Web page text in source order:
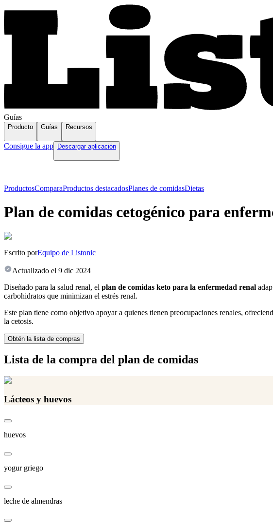
Guías
Producto Guías Recursos
Consigue la app Descargar aplicación
ProductosComparaProductos destacadosPlanes de comidasDietas
Plan de comidas cetogénico para
Escrito porEquipo de Listonic
Actualizado el 9 dic 2024
Diseñado para la salud renal, el plan de comidas keto para la enfermedad renal
carbohidratos que minimizan el estrés renal.
Este plan tiene como objetivo apoyar a quienes tienen preocupaciones renales,
la cetosis.
Obtén la lista de compras
Lista de la compra del plan de comidas
Lácteos y huevos
huevos
yogur griego
leche de almendras